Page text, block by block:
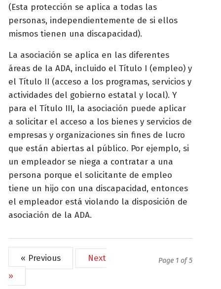
(Esta protección se aplica a todas las
personas, independientemente de si ellos
mismos tienen una discapacidad).
La asociación se aplica en las diferentes
áreas de la ADA, incluido el Título I (empleo) y
el Título II (acceso a los programas, servicios y
actividades del gobierno estatal y local). Y
para el Título III, la asociación puede aplicar
a solicitar el acceso a los bienes y servicios de
empresas y organizaciones sin fines de lucro
que están abiertas al público. Por ejemplo, si
un empleador se niega a contratar a una
persona porque el solicitante de empleo
tiene un hijo con una discapacidad, entonces
el empleador está violando la disposición de
asociación de la ADA.
« Previous
Next
»
Page 1 of 5